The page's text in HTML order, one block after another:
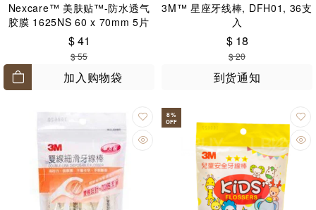
Nexcare™ 美肤贴™-防水透气
胶膜 1625NS 60 x 70mm 5片
$ 41
$ 55
加入购物袋
3M™ 星座牙线棒, DFH01, 36支
入
$ 18
$ 20
到货通知
8%
OFF